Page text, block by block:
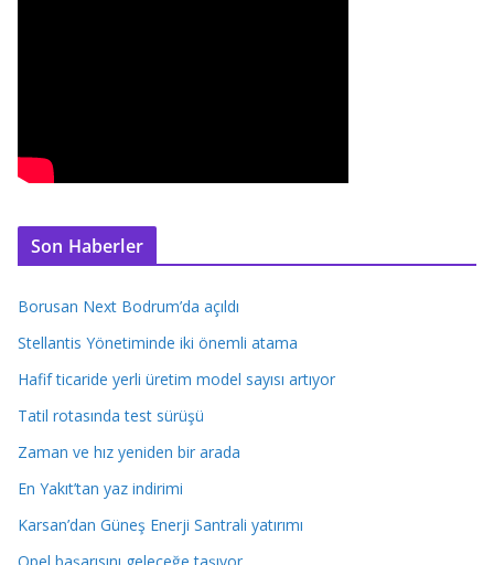
Son Haberler
Borusan Next Bodrum’da açıldı
Stellantis Yönetiminde iki önemli atama
Hafif ticaride yerli üretim model sayısı artıyor
Tatil rotasında test sürüşü
Zaman ve hız yeniden bir arada
En Yakıt’tan yaz indirimi
Karsan’dan Güneş Enerji Santrali yatırımı